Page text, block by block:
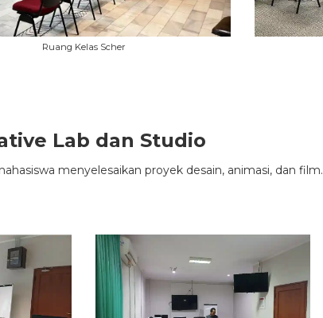
Ruang Kelas Scher
Lab dan Studio
menyelesaikan proyek desain, animasi, dan film.